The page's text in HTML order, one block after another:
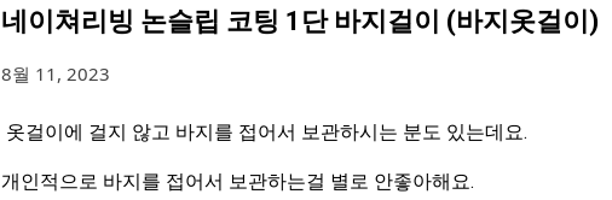
네이쳐리빙 논슬립 코팅 1단 바지걸이 (바지옷걸이)
8월 11, 2023
옷걸이에 걸지 않고 바지를 접어서 보관하시는 분도 있는데요.
개인적으로 바지를 접어서 보관하는걸 별로 안좋아해요.